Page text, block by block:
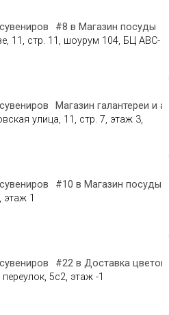
#8 в Магазин посуды
11, стр. 11, шоурум 104, БЦ АВС-
Магазин галантереи и
улица, 11, стр. 7, этаж 3,
#10 в Магазин посуды
этаж 1
#22 в Доставка цветов
5с2, этаж -1